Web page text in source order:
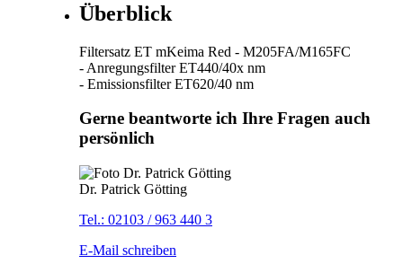
Überblick
Filtersatz ET mKeima Red - M205FA/M165FC
- Anregungsfilter ET440/40x nm
- Emissionsfilter ET620/40 nm
Gerne beantworte ich Ihre Fragen auch
persönlich
Dr. Patrick Götting
Tel.: 02103 / 963 440 3
E-Mail schreiben